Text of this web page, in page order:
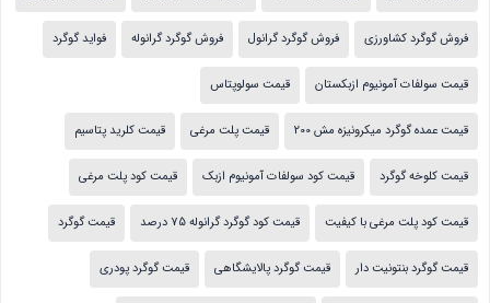
فروش گوگرد کشاورزی فروش گوگرد گرانول فروش گوگرد گرانوله فواید گوگرد
قیمت سولفات آمونیوم ازبکستان قیمت سولوپتاس
قیمت عمده گوگرد میکرونیزه مش 200 قیمت پلت مرغی قیمت کلرید پتاسیم
قیمت کلوخه گوگرد قیمت کود سولفات آمونیوم ازبک قیمت کود پلت مرغی
قیمت کود پلت مرغی با کیفیت قیمت کود گوگرد گرانوله 75 درصد قیمت گوگرد
قیمت گوگرد بنتونیت دار قیمت گوگرد پالایشگاهی قیمت گوگرد پودری